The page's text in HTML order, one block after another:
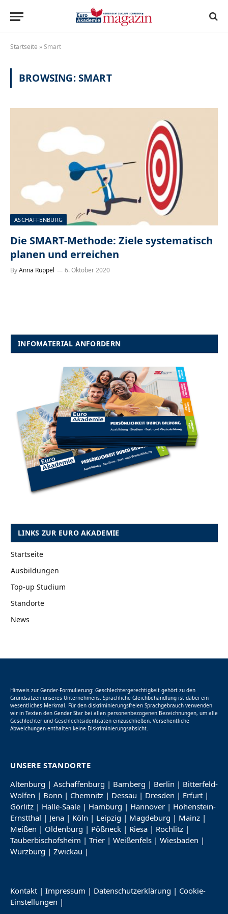
Startseite »Smart
BROWSING:SMART
ASCHAFFENBURG
Die SMART-Methode: Ziele systematisch
planen und erreichen
ByAnna Rüppel 6. Oktober 2020
INFOMATERIAL ANFORDERN
LINKS ZUR EURO AKADEMIE
Startseite
Ausbildungen
Top-up Studium
Standorte
News
Hinweis zur Gender-Formulierung: Geschlechtergerechtigkeit gehört zu den
Grundsätzen unseres Unternehmens. Sprachliche Gleichbehandlung ist dabei ein
wesentliches Merkmal. Für den diskriminierungsfreien Sprachgebrauch verwenden
wir in Texten den Gender Star bei allen personenbezogenen Bezeichnungen, um alle
Geschlechter und Geschlechtsidentitäten einzuschließen. Versehentliche
Abweichungen enthalten keine Diskriminierungsabsicht.
UNSERE STANDORTE
Altenburg | Aschaffenburg | Bamberg | Berlin | Bitterfeld-
Wolfen | Bonn | Chemnitz | Dessau | Dresden | Erfurt |
Görlitz | Halle-Saale | Hamburg | Hannover | Hohenstein-
Ernstthal | Jena | Köln | Leipzig | Magdeburg | Mainz |
Meißen | Oldenburg | Pößneck | Riesa | Rochlitz |
Tauberbischofsheim | Trier | Weißenfels | Wiesbaden |
Würzburg | Zwickau |
Kontakt | Impressum | Datenschutzerklärung | Cookie-
Einstellungen |